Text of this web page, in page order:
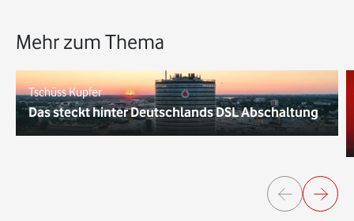
Mehr zum Thema
Tschüss Kupfer
Das steckt hinter Deutschlands DSL Abschaltung